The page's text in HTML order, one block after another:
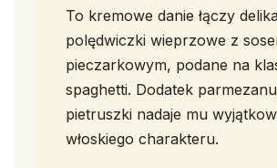
To kremowe danie łączy
polędwiczki wieprzowe z
pieczarkowym, podane na
spaghetti. Dodatek
pietruszki nadaje mu
włoskiego charakteru.